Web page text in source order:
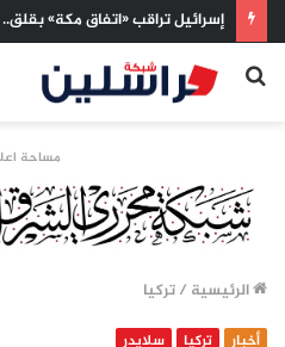
بحث
مساحة
الرئيسية /تركيا
أخبار تركيا سلايدر